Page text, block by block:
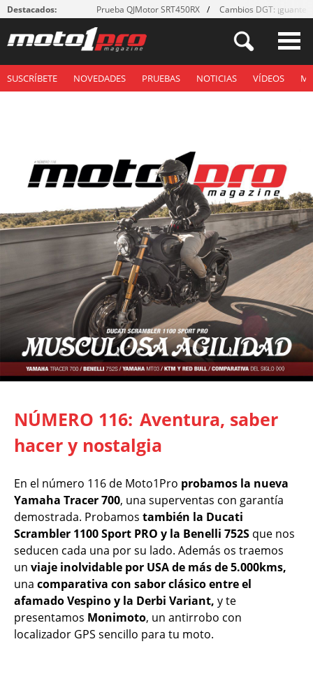
Destacados: Prueba QJMotor SRT450RX Cambios DGT: ¡guantes!
SUSCRÍBETE NOVEDADES PRUEBAS NOTICIAS VÍDEOS
NÚMERO 116: Aventura, saber
hacer y nostalgia
En el número 116 de Moto1Pro probamos la nueva
Yamaha Tracer 700, una superventas con garantía
demostrada. Probamos también la Ducati
Scrambler 1100 Sport PRO y la Benelli 752S que nos
seducen cada una por su lado. Además os traemos
un viaje inolvidable por USA de más de 5.000kms,
una comparativa con sabor clásico entre el
afamado Vespino y la Derbi Variant, y te
presentamos Monimoto, un antirrobo con
localizador GPS sencillo para tu moto.